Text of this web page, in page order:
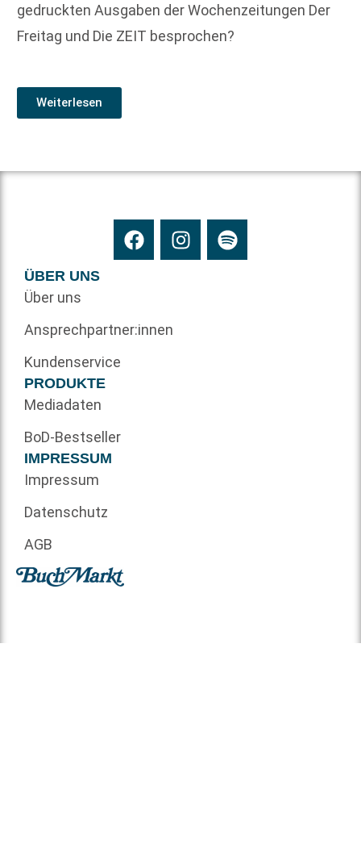
gedruckten Ausgaben der Wochenzeitungen Der
Freitag und Die ZEIT besprochen?
Weiterlesen
ÜBER UNS
Über uns
Ansprechpartner:innen
Kundenservice
PRODUKTE
Mediadaten
BoD-Bestseller
IMPRESSUM
Impressum
Datenschutz
AGB